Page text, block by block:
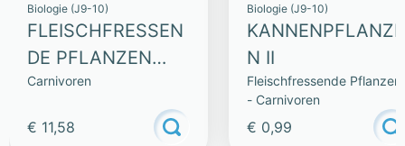
Biologie (J9-10)
FLEISCHFRESSEN
DE PFLANZEN
(SAMMLUNG)
Carnivoren
€ 11,58
Biologie (J9-10)
KANNENPFLANZE
N II
Fleischfressende Pflanzen
- Carnivoren
€ 0,99